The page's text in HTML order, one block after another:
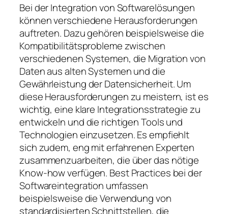
Bei der Integration von Softwarelösungen
können verschiedene Herausforderungen
auftreten. Dazu gehören beispielsweise die
Kompatibilitätsprobleme zwischen
verschiedenen Systemen, die Migration von
Daten aus alten Systemen und die
Gewährleistung der Datensicherheit. Um
diese Herausforderungen zu meistern, ist es
wichtig, eine klare Integrationsstrategie zu
entwickeln und die richtigen Tools und
Technologien einzusetzen. Es empfiehlt
sich zudem, eng mit erfahrenen Experten
zusammenzuarbeiten, die über das nötige
Know-how verfügen. Best Practices bei der
Softwareintegration umfassen
beispielsweise die Verwendung von
standardisierten Schnittstellen, die